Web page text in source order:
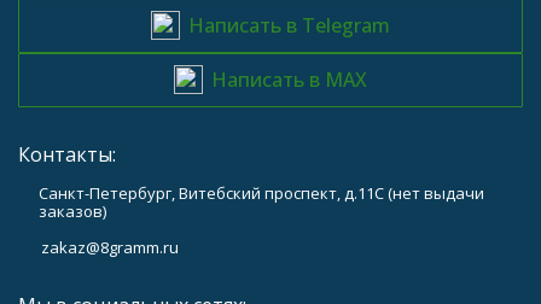
Написать в Telegram
Написать в MAX
Контакты:
Санкт-Петербург, Витебский проспект, д.11С (нет выдачи
заказов)
zakaz@8gramm.ru